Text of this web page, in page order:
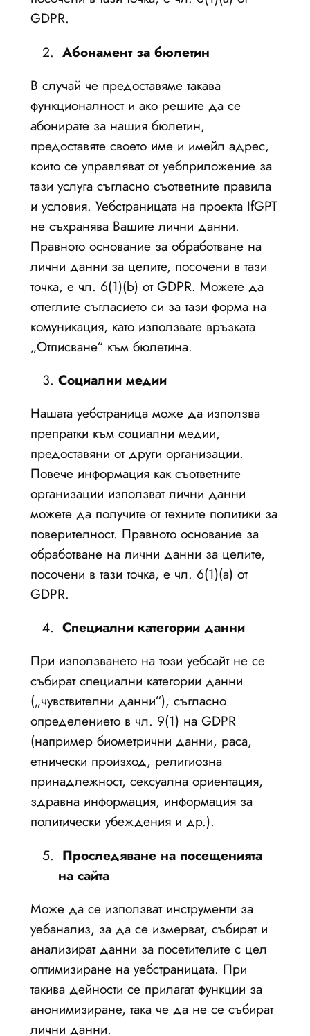
GDPR.
Абонамент за бюлетин
В случай че предоставяме такава
функционалност и ако решите да се
абонирате за нашия бюлетин,
предоставяте своето име и имейл адрес,
които се управляват от уебприложение за
тази услуга съгласно съответните правила
и условия. Уебстраницата на проекта IfGPT
не съхранява Вашите лични данни.
Правното основание за обработване на
лични данни за целите, посочени в тази
точка, е чл. 6(1)(b) от GDPR. Можете да
оттеглите съгласието си за тази форма на
комуникация, като използвате връзката
„Отписване“ към бюлетина.
Социални медии
Нашата уебстраница може да използва
препратки към социални медии,
предоставяни от други организации.
Повече информация как съответните
организации използват лични данни
можете да получите от техните политики за
поверителност. Правното основание за
обработване на лични данни за целите,
посочени в тази точка, е чл. 6(1)(a) от
GDPR.
Специални категории данни
При използването на този уебсайт не се
събират специални категории данни
(„чувствителни данни“), съгласно
определението в чл. 9(1) на GDPR
(например биометрични данни, раса,
етнически произход, религиозна
принадлежност, сексуална ориентация,
здравна информация, информация за
политически убеждения и др.).
Проследяване на посещенията
на сайта
Може да се използват инструменти за
уебанализ, за ​​да се измерват, събират и
анализират данни за посетителите с цел
оптимизиране на уебстраницата. При
такива дейности се прилагат функции за
анонимизиране, така че да не се събират
лични данни.